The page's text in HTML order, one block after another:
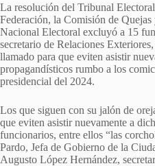
La resolución del Tribunal
Federación, la Comisión de
Nacional Electoral excluyó a 15
secretario de Relaciones
llamado para que eviten asistir
propagandísticos rumbo a los
presidencial del 2024.
Los que siguen con su jalón de
que eviten asistir nuevamente a
funcionarios, entre ellos “las
Pardo, Jefa de Gobierno de la
Augusto López Hernández,